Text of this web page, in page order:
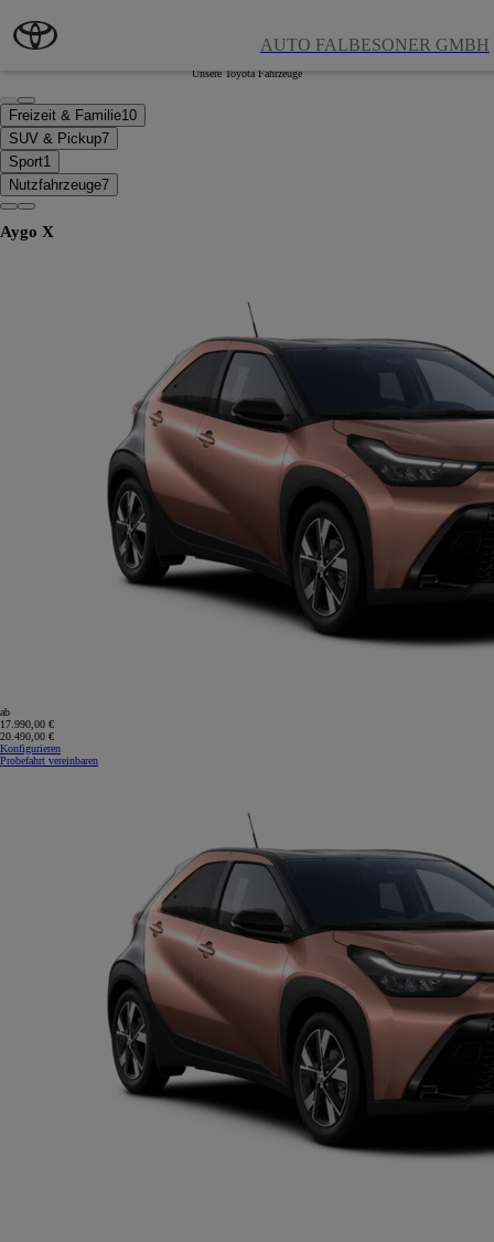
AUTO FALBESONER GMBH
Neuwagen
Unsere Toyota Fahrzeuge
Freizeit & Familie10
SUV & Pickup7
Sport1
Nutzfahrzeuge7
Aygo X
ab
17.990,00 €
20.490,00 €
Konfigurieren
Probefahrt vereinbaren